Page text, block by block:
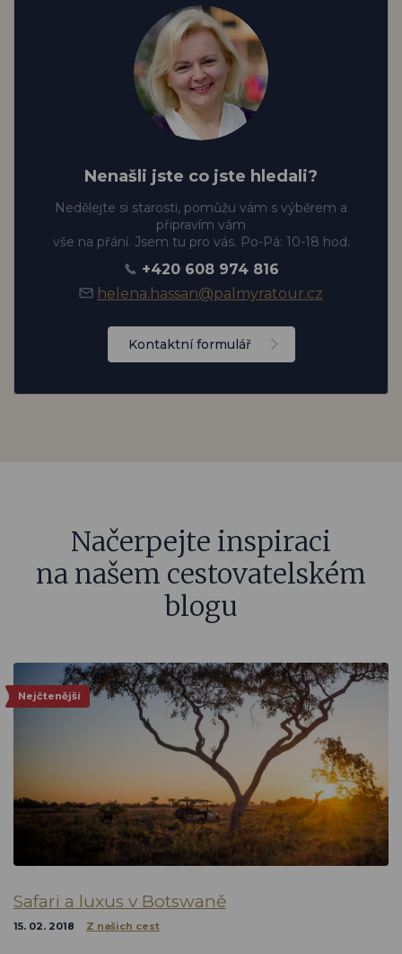
Nenašli jste co jste hledali?
Nedělejte si starosti, pomůžu vám s výběrem a
připravím vám
vše na přání. Jsem tu pro vás. Po-Pá: 10-18 hod.
+420 608 974 816
helena.hassan@palmyratour.cz
Kontaktní formulář
Načerpejte inspiraci
na našem cestovatelském
blogu
Nejčtenější
Safari a luxus v Botswaně
15. 02. 2018 Z našich cest